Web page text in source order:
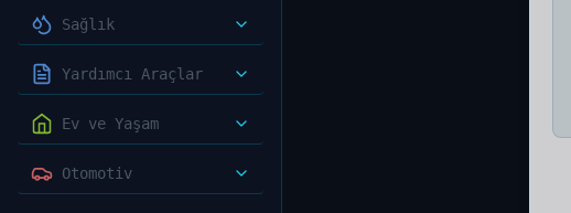
Sağlık
Yardımcı Araçlar
Ev ve Yaşam
Otomotiv